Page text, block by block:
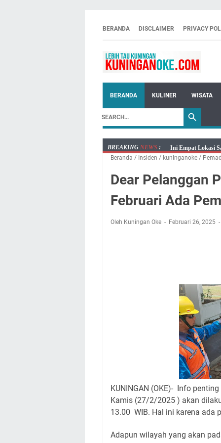
BERANDA DISCLAIMER PRIVACY
BERANDA KULINER WISATA
BREAKING NEWS :
Ini Empat Lokasi
Jumat 7 Agustus
Embun Pagi
Tetap Berjalan
Salat Lima Waktu
Nobar Final Piala
Info Sembako di
Agenda Kegiatan
Hanya Satu
Beranda / Insiden / kuninganoke /
Dear Pelanggan
Februari Ada
Oleh Kuningan Oke Februari 26, 2025
KUNINGAN (OKE)- Info
Kamis (27/2/2025 ) akan
13.00 WIB. Hal ini karena ada
Adapun wilayah yang akan